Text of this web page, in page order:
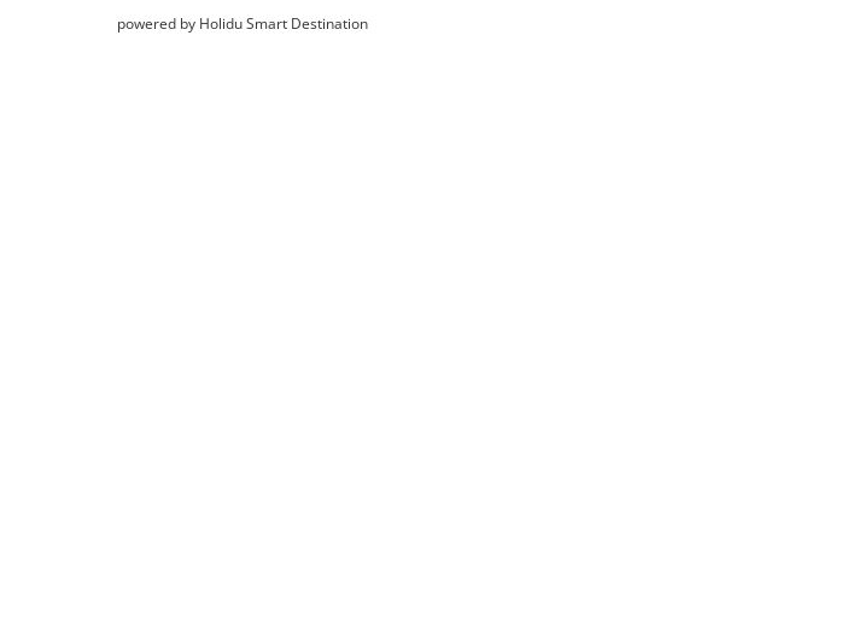
powered by Holidu Smart Destination